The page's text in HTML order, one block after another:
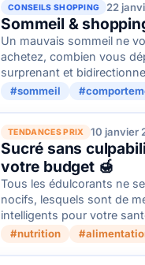
CONSEILS SHOPPING 22
Sommeil &
Un mauvais sommeil ne
achetez, combien vous
surprenant et
#sommeil
TENDANCES PRIX 10 janvier
Sucré sans
votre budget 🍯
Tous les édulcorants ne
nocifs, lesquels sont de
intelligents pour votre
#nutrition